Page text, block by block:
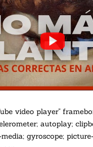
video player"
autoplay;
gyroscope;